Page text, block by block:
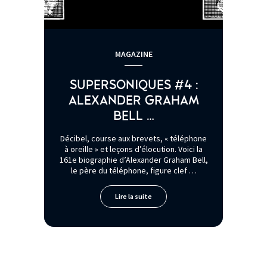
MAGAZINE
SUPERSONIQUES #4 :
ALEXANDER GRAHAM
BELL …
Décibel, course aux brevets, « téléphone
à oreille » et leçons d’élocution. Voici la
161e biographie d’Alexander Graham Bell,
le père du téléphone, figure clef …
Lire la suite